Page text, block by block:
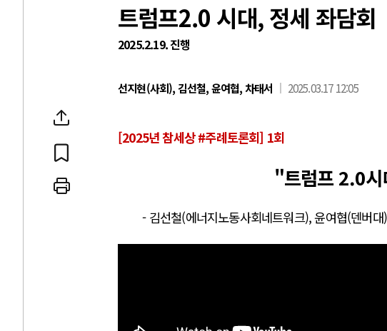
트럼프2.0 시대, 정세 좌담회
2025.2.19. 진행
선지현(사회), 김선철, 윤여협, 차태서 2025.03.17 12:05
[2025년 참세상 #주례토론회] 1회
"트럼프 2.0
- 김선철(에너지노동사회네트워크), 윤여협(덴버
나토, 우크라 군사지원 2027년까지 공..